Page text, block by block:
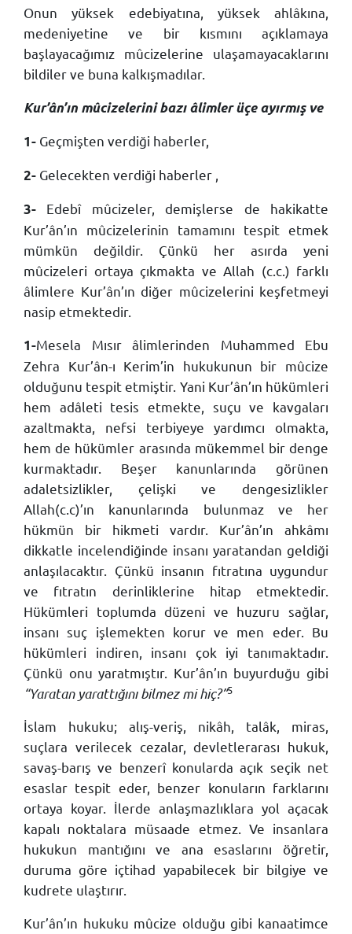
Onun yüksek edebiyatına, yüksek ahlâkına,
medeniyetine ve bir kısmını açıklamaya
başlayacağımız mûcizelerine ulaşamayacaklarını
bildiler ve buna kalkışmadılar.
Kur’ân’ın mûcizelerini bazı âlimler üçe ayırmış ve
1- Geçmişten verdiği haberler,
2- Gelecekten verdiği haberler ,
3- Edebî mûcizeler, demişlerse de hakikatte
Kur’ân’ın mûcizelerinin tamamını tespit etmek
mümkün değildir. Çünkü her asırda yeni
mûcizeleri ortaya çıkmakta ve Allah (c.c.) farklı
âlimlere Kur’ân’ın diğer mûcizelerini keşfetmeyi
nasip etmektedir.
1-Mesela Mısır âlimlerinden Muhammed Ebu
Zehra Kur’ân-ı Kerim’in hukukunun bir mûcize
olduğunu tespit etmiştir. Yani Kur’ân’ın hükümleri
hem adâleti tesis etmekte, suçu ve kavgaları
azaltmakta, nefsi terbiyeye yardımcı olmakta,
hem de hükümler arasında mükemmel bir denge
kurmaktadır. Beşer kanunlarında görünen
adaletsizlikler, çelişki ve dengesizlikler
Allah(c.c)’ın kanunlarında bulunmaz ve her
hükmün bir hikmeti vardır. Kur’ân’ın ahkâmı
dikkatle incelendiğinde insanı yaratandan geldiği
anlaşılacaktır. Çünkü insanın fıtratına uygundur
ve fıtratın derinliklerine hitap etmektedir.
Hükümleri toplumda düzeni ve huzuru sağlar,
insanı suç işlemekten korur ve men eder. Bu
hükümleri indiren, insanı çok iyi tanımaktadır.
Çünkü onu yaratmıştır. Kur’ân’ın buyurduğu gibi
“Yaratan yarattığını bilmez mi hiç?”5
İslam hukuku; alış-veriş, nikâh, talâk, miras,
suçlara verilecek cezalar, devletlerarası hukuk,
savaş-barış ve benzerî konularda açık seçik net
esaslar tespit eder, benzer konuların farklarını
ortaya koyar. İlerde anlaşmazlıklara yol açacak
kapalı noktalara müsaade etmez. Ve insanlara
hukukun mantığını ve ana esaslarını öğretir,
duruma göre içtihad yapabilecek bir bilgiye ve
kudrete ulaştırır.
Kur’ân’ın hukuku mûcize olduğu gibi kanaatimce